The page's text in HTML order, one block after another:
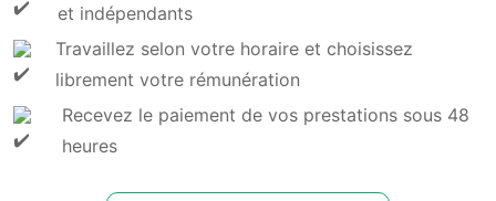
et indépendants
Travaillez selon votre horaire et choisissez
librement votre rémunération
Recevez le paiement de vos prestations sous 48
heures